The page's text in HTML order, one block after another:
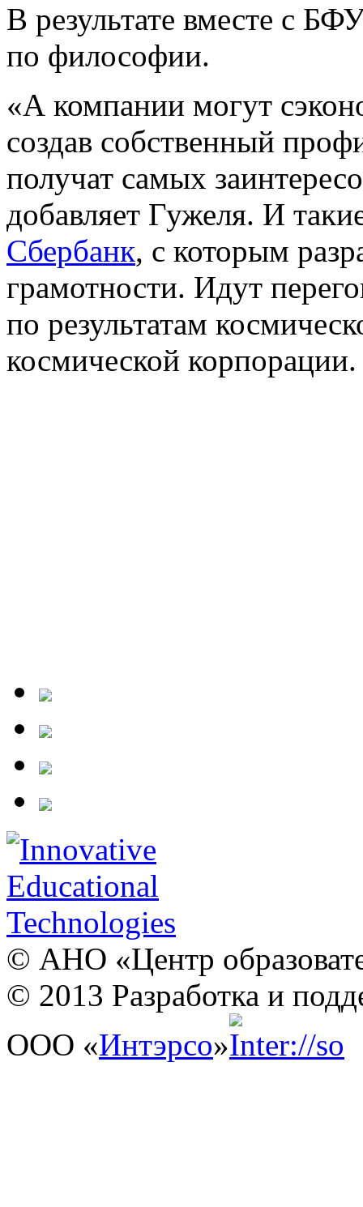
В результате вместе с
по философии.
«А компании могут
создав собственный
получат самых
добавляет Гужеля. И
Сбербанк, с которым
грамотности. Идут
по результатам
космической корпорации.
© АНО «Центр
© 2013 Разработка и
ООО «Интэрсо»